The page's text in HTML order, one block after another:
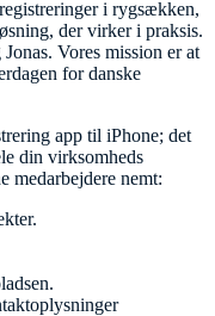
i rygsækken,
der virker i praksis.
Vores mission er at
for danske
app til iPhone; det
din virksomheds
medarbejdere nemt: